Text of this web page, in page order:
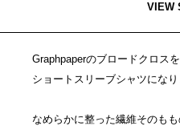
VIEW
Graphpaperのブロードクロス
ショートスリーブシャツになり
なめらかに整った繊維そのも